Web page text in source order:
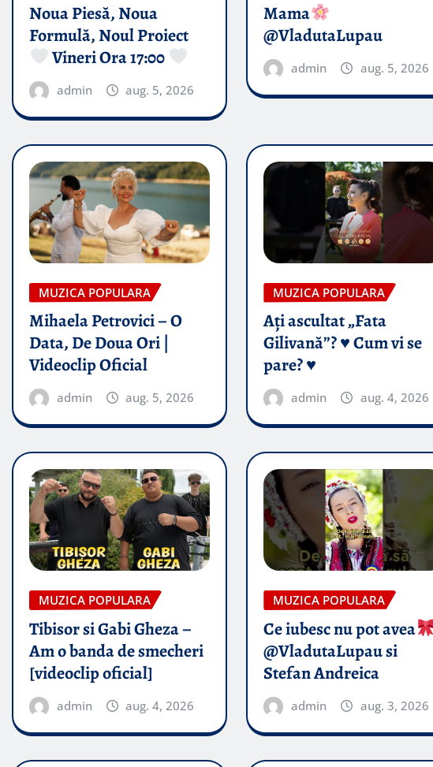
Noua Piesă, Noua
Formulă, Noul Proiect
Vineri Ora 17:00
admin aug. 5, 2026
Mama
@VladutaLupau
admin aug. 5, 2026
MUZICA POPULARA
Mihaela Petrovici – O
Data, De Doua Ori |
Videoclip Oficial
admin aug. 5, 2026
MUZICA POPULARA
Ați ascultat „Fata
Gilivană”? ♥️ Cum vi se
pare? ♥️
admin aug. 4, 2026
MUZICA POPULARA
Tibisor si Gabi Gheza –
Am o banda de smecheri
[videoclip oficial]
admin aug. 4, 2026
MUZICA POPULARA
Ce iubesc nu pot avea
@VladutaLupau si
Stefan Andreica
admin aug. 3, 2026